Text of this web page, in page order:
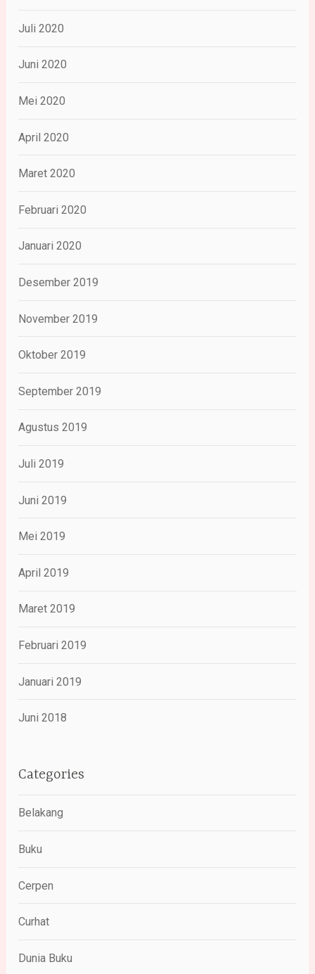
Juli 2020
Juni 2020
Mei 2020
April 2020
Maret 2020
Februari 2020
Januari 2020
Desember 2019
November 2019
Oktober 2019
September 2019
Agustus 2019
Juli 2019
Juni 2019
Mei 2019
April 2019
Maret 2019
Februari 2019
Januari 2019
Juni 2018
Categories
Belakang
Buku
Cerpen
Curhat
Dunia Buku